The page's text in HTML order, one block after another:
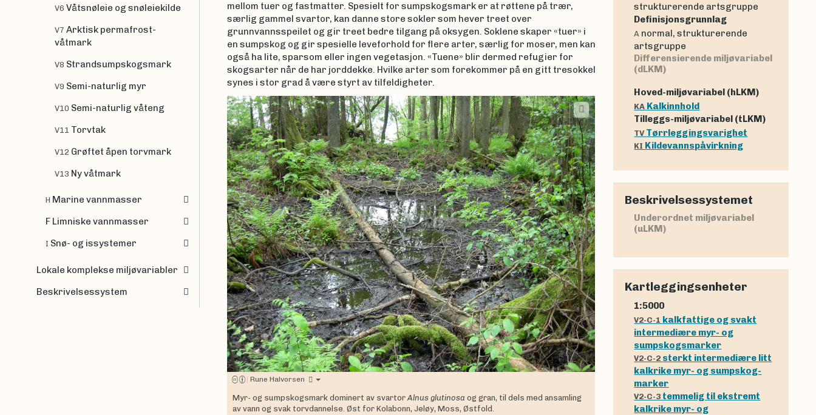
mellom tuer og fastmatter. Spesielt for sumpskogsmark er at røttene på trær,
særlig gammel svartor, kan danne store sokler som hever treet over
grunnvannsspeilet og gir treet bedre tilgang på oksygen. Soklene skaper «tuer» i
en sumpskog og gir spesielle leveforhold for flere arter, særlig for moser, men kan
også ha lite, sparsom eller ingen vegetasjon. «Tuene» blir dermed refugier for
skogsarter når de har jorddekke. Hvilke arter som forekommer på en gitt tresokkel
synes i stor grad å være styrt av tilfeldigheter.
| Rune Halvorsen
Myr- og sumpskogsmark dominert av svartor Alnus glutinosa og gran, til dels med ansamling
av vann og svak torvdannelse. Øst for Kolabonn, Jeløy, Moss, Østfold.
strukturerende artsgruppe
Definisjonsgrunnlag
A normal, strukturerende
artsgruppe
Differensierende miljøvariabel
(dLKM)
Hoved-miljøvariabel (hLKM)
KA Kalkinnhold
Tilleggs-miljøvariabel (tLKM)
TV Tørrleggingsvarighet
KI Kildevannspåvirkning
Beskrivelsessystemet
Underordnet miljøvariabel
(uLKM)
Kartleggingsenheter
1:5000
V2-C-1 kalkfattige og svakt
intermediære myr- og
sumpskogsmarker
V2-C-2 sterkt intermediære litt
kalkrike myr- og sumpskog-
marker
V2-C-3 temmelig til ekstremt
kalkrike myr- og
V6 Våtsnøleie og snøleiekilde
V7 Arktisk permafrost-
våtmark
V8 Strandsumpskogsmark
V9 Semi-naturlig myr
V10 Semi-naturlig våteng
V11 Torvtak
V12 Grøftet åpen torvmark
V13 Ny våtmark
H Marine vannmasser
F Limniske vannmasser
I Snø- og issystemer
Lokale komplekse miljøvariabler
Beskrivelsessystem